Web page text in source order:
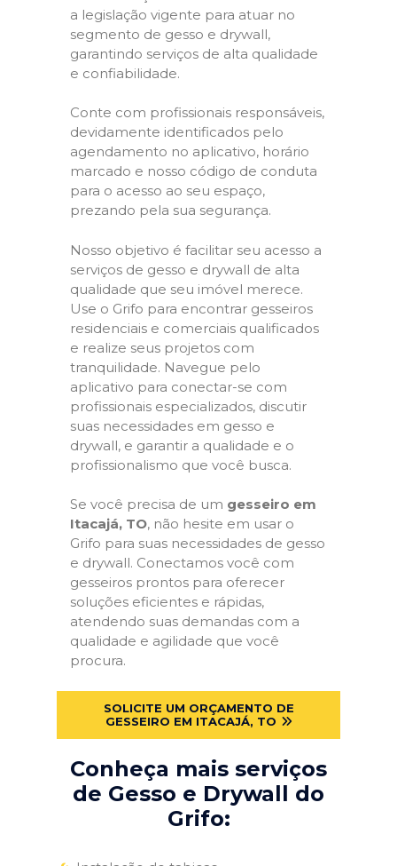
a legislação vigente para atuar no
segmento de gesso e drywall,
garantindo serviços de alta qualidade
e confiabilidade.
Conte com profissionais responsáveis,
devidamente identificados pelo
agendamento no aplicativo, horário
marcado e nosso código de conduta
para o acesso ao seu espaço,
prezando pela sua segurança.
Nosso objetivo é facilitar seu acesso a
serviços de gesso e drywall de alta
qualidade que seu imóvel merece.
Use o Grifo para encontrar gesseiros
residenciais e comerciais qualificados
e realize seus projetos com
tranquilidade. Navegue pelo
aplicativo para conectar-se com
profissionais especializados, discutir
suas necessidades em gesso e
drywall, e garantir a qualidade e o
profissionalismo que você busca.
Se você precisa de um gesseiro em
Itacajá, TO, não hesite em usar o
Grifo para suas necessidades de gesso
e drywall. Conectamos você com
gesseiros prontos para oferecer
soluções eficientes e rápidas,
atendendo suas demandas com a
qualidade e agilidade que você
procura.
SOLICITE UM ORÇAMENTO DE
GESSEIRO EM ITACAJÁ, TO
Conheça mais serviços
de Gesso e Drywall do
Grifo: